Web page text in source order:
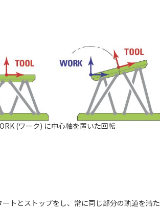
(ワーク) に中心軸を置いた回転
トとストップをし、常に同じ部分の軌道を満た